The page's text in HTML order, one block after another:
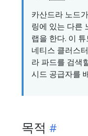
카산드라 노드
링에 있는 다른
랩을 한다. 이
네티스 클러스
라 파드를 검색
시드 공급자를
목적